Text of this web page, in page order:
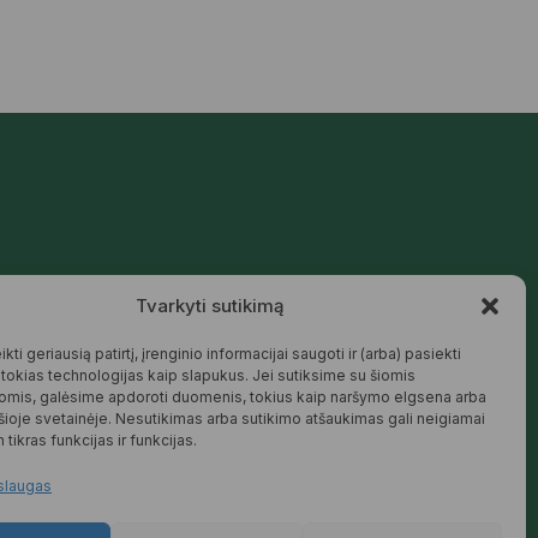
Tvarkyti sutikimą
geriausią patirtį, įrenginio informacijai saugoti ir (arba) pasiekti
technologijas kaip slapukus. Jei sutiksime su šiomis
galėsime apdoroti duomenis, tokius kaip naršymo elgsena arba
svetainėje. Nesutikimas arba sutikimo atšaukimas gali neigiamai
tikras funkcijas ir funkcijas.
apie šeimą, jaukius namus ir harmoningą
draugiškos tiek Jums, tiek gamtai.
SKAITYTI DAUGIAU